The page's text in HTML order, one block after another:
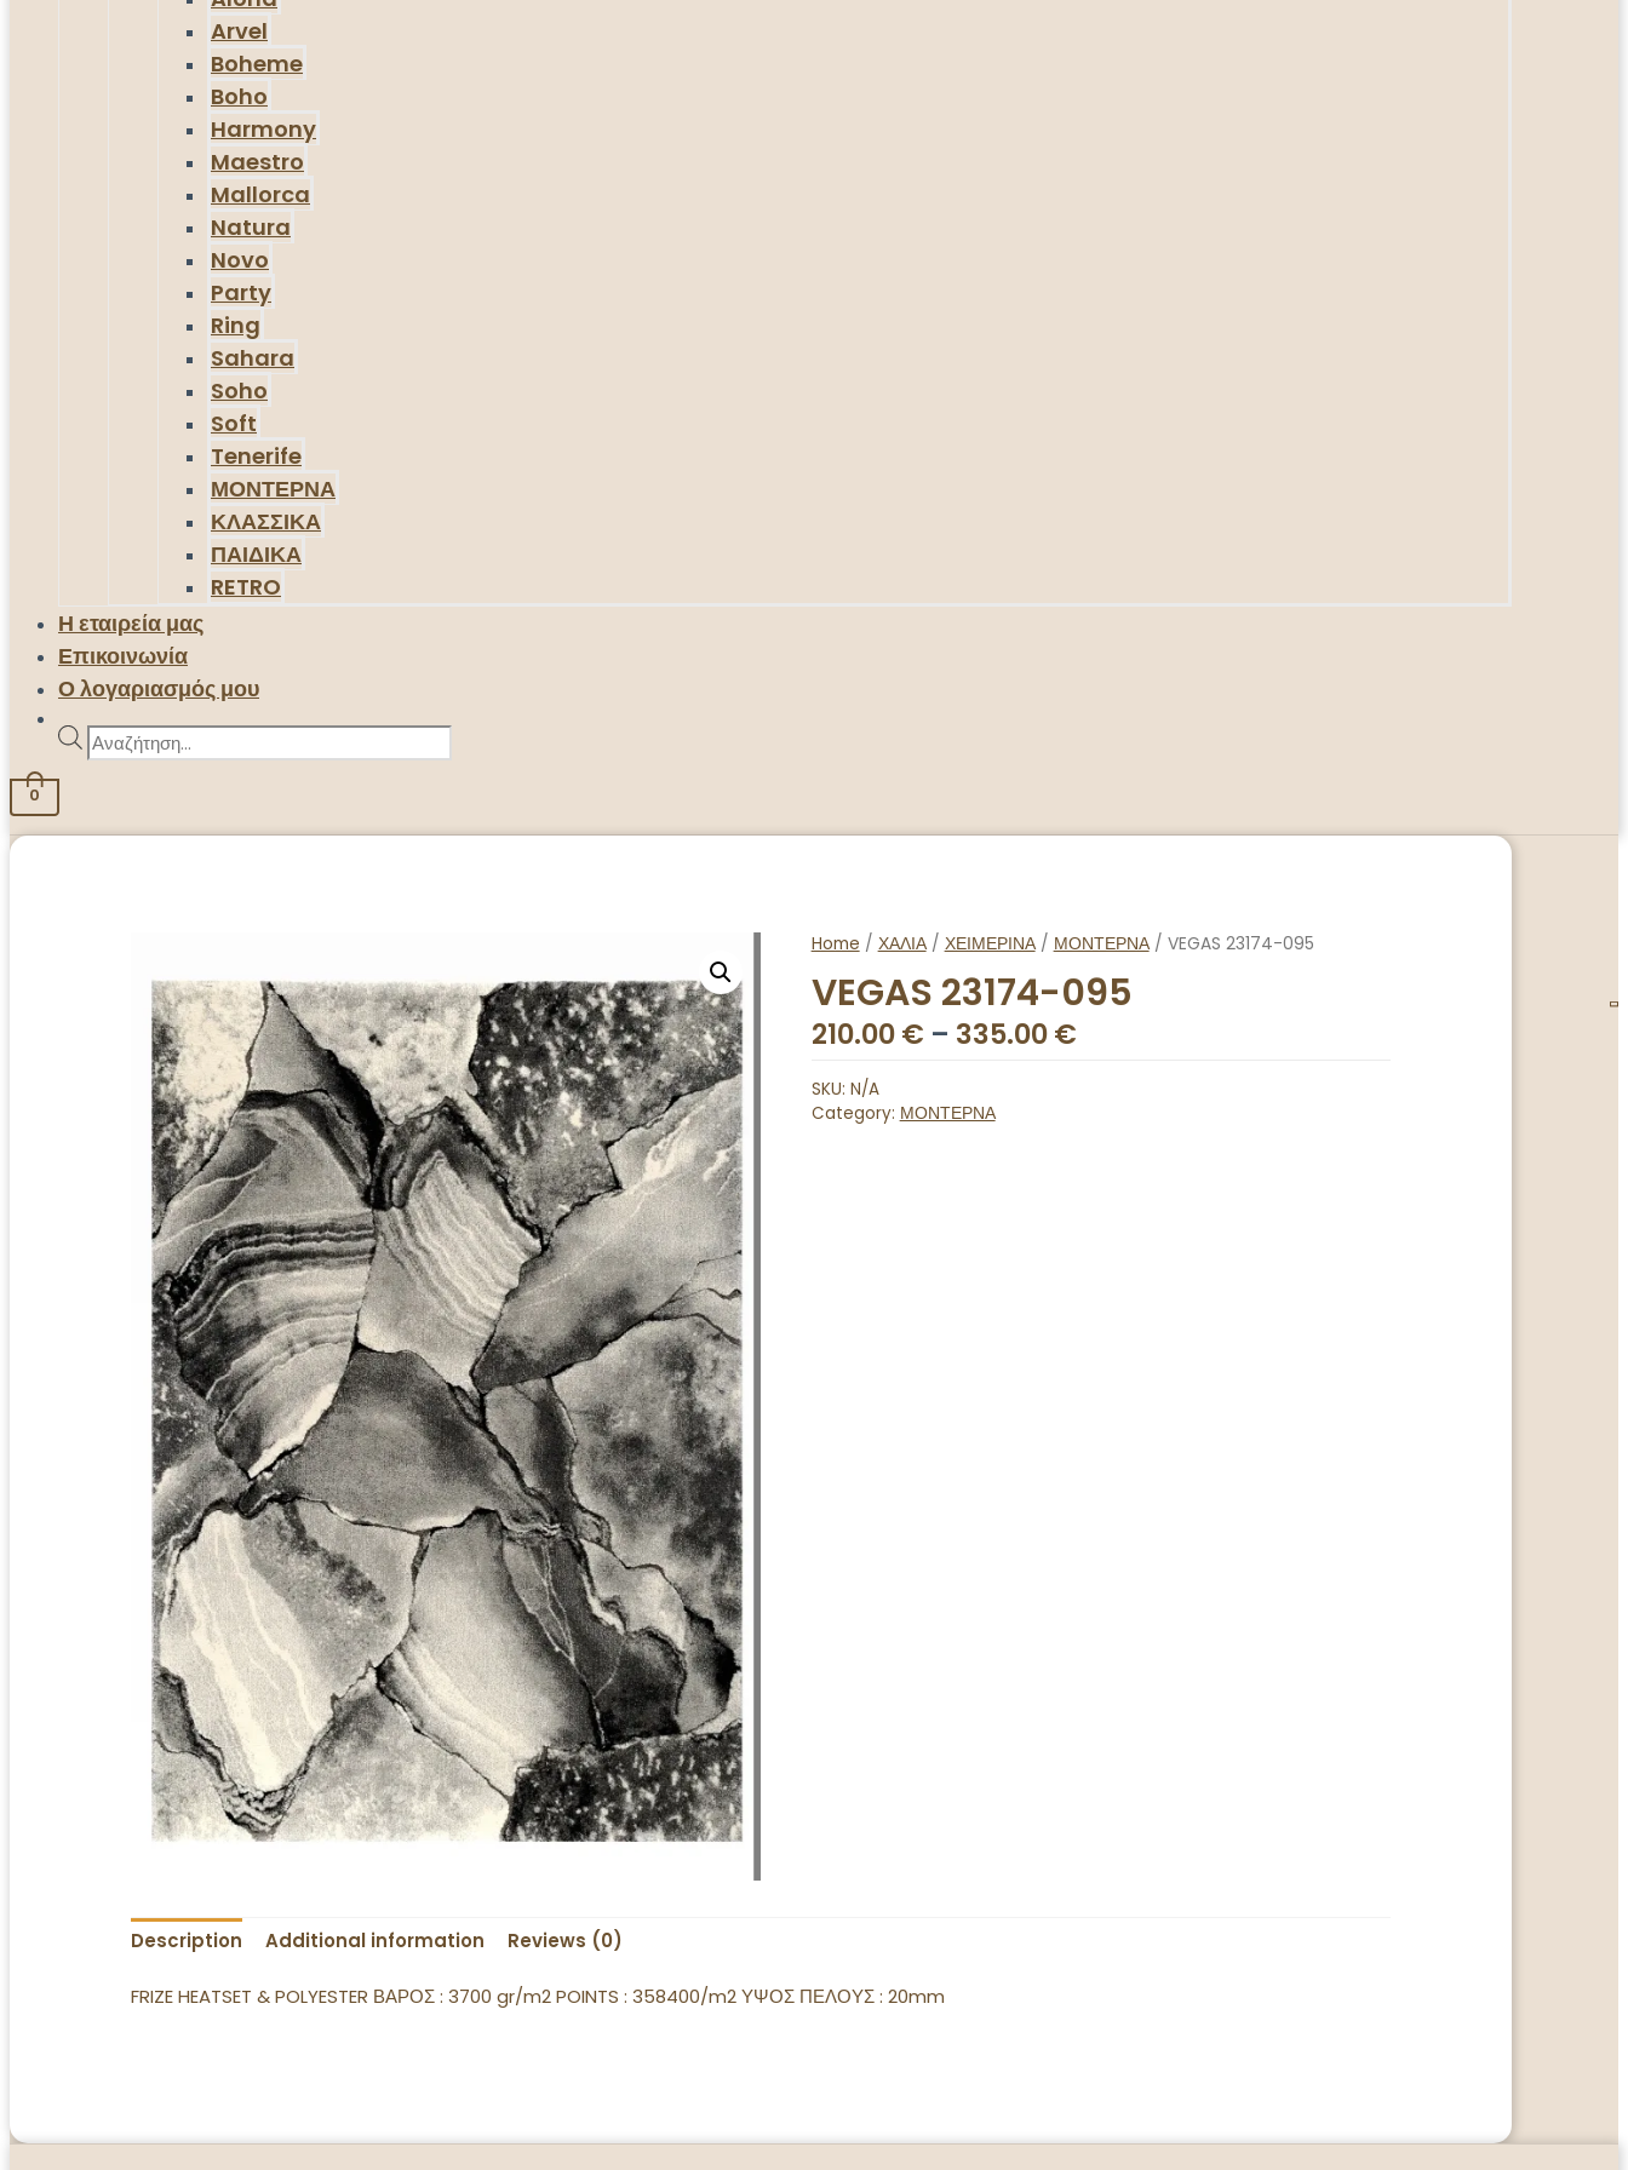
Arvel
Boheme
Boho
Harmony
Maestro
Mallorca
Natura
Novo
Party
Ring
Sahara
Soho
Soft
Tenerife
ΜΟΝΤΕΡΝΑ
ΚΛΑΣΣΙΚΑ
ΠΑΙΔΙΚΑ
RETRO
Η εταιρεία μας
Επικοινωνία
Ο λογαριασμός μου
Products
search
0
Home / ΧΑΛΙΑ/ ΧΕΙΜΕΡΙΝΑ/ ΜΟΝΤΕΡΝΑ/ VEGAS 23174-095
VEGAS 23174-095
210.00€ – 335.00€
SKU: N/A
Category: ΜΟΝΤΕΡΝΑ
Description Additional information Reviews (0)
FRIZE HEATSET & POLYESTER ΒΑΡΟΣ : 3700 gr/m2 POINTS : 358400/m2 ΥΨΟΣ ΠΕΛΟΥΣ : 20mm